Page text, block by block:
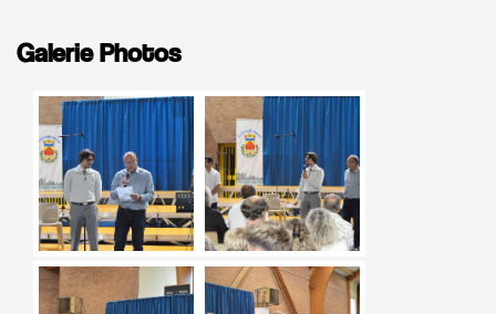
Galerie Photos